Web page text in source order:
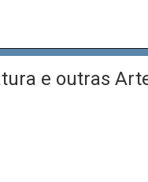
e outras